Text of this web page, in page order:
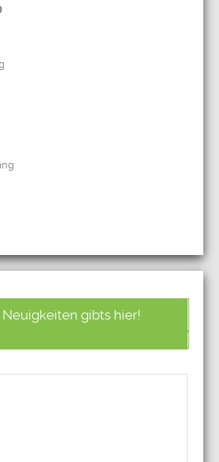
gibts hier!